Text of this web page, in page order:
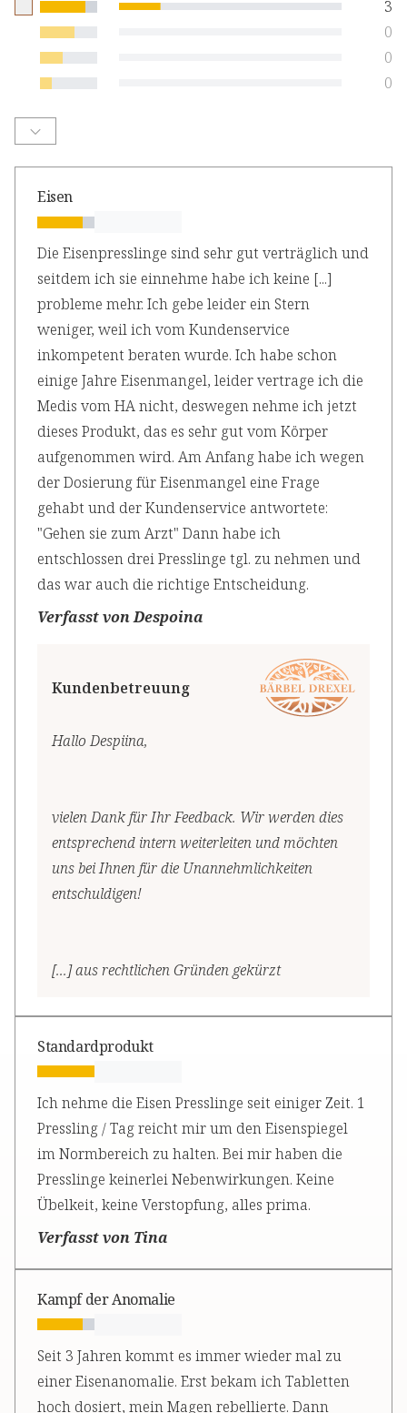
3
0
0
0
Eisen
Die Eisenpresslinge sind sehr gut verträglich und
seitdem ich sie einnehme habe ich keine [...]
probleme mehr. Ich gebe leider ein Stern
weniger, weil ich vom Kundenservice
inkompetent beraten wurde. Ich habe schon
einige Jahre Eisenmangel, leider vertrage ich die
Medis vom HA nicht, deswegen nehme ich jetzt
dieses Produkt, das es sehr gut vom Körper
aufgenommen wird. Am Anfang habe ich wegen
der Dosierung für Eisenmangel eine Frage
gehabt und der Kundenservice antwortete:
"Gehen sie zum Arzt" Dann habe ich
entschlossen drei Presslinge tgl. zu nehmen und
das war auch die richtige Entscheidung.
Verfasst von Despoina
Kundenbetreuung
Hallo Despiina,
vielen Dank für Ihr Feedback. Wir werden dies
entsprechend intern weiterleiten und möchten
uns bei Ihnen für die Unannehmlichkeiten
entschuldigen!
[...] aus rechtlichen Gründen gekürzt
Standardprodukt
Ich nehme die Eisen Presslinge seit einiger Zeit. 1
Pressling / Tag reicht mir um den Eisenspiegel
im Normbereich zu halten. Bei mir haben die
Presslinge keinerlei Nebenwirkungen. Keine
Übelkeit, keine Verstopfung, alles prima.
Verfasst von Tina
Kampf der Anomalie
Seit 3 Jahren kommt es immer wieder mal zu
einer Eisenanomalie. Erst bekam ich Tabletten
hoch dosiert, mein Magen rebellierte. Dann